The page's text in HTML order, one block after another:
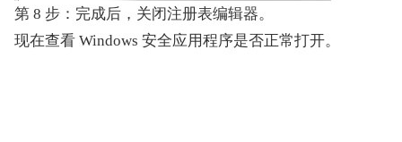
第 8 步：完成后，关闭注册表编辑器。
现在查看 Windows 安全应用程序是否正常打开。